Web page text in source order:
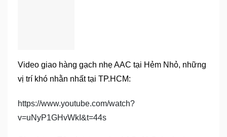
Video giao hàng gạch nhẹ AAC tại Hẻm Nhỏ, những
vị trí khó nhằn nhất tại TP.HCM:
https://www.youtube.com/watch?
v=uNyP1GHvWkI&t=44s